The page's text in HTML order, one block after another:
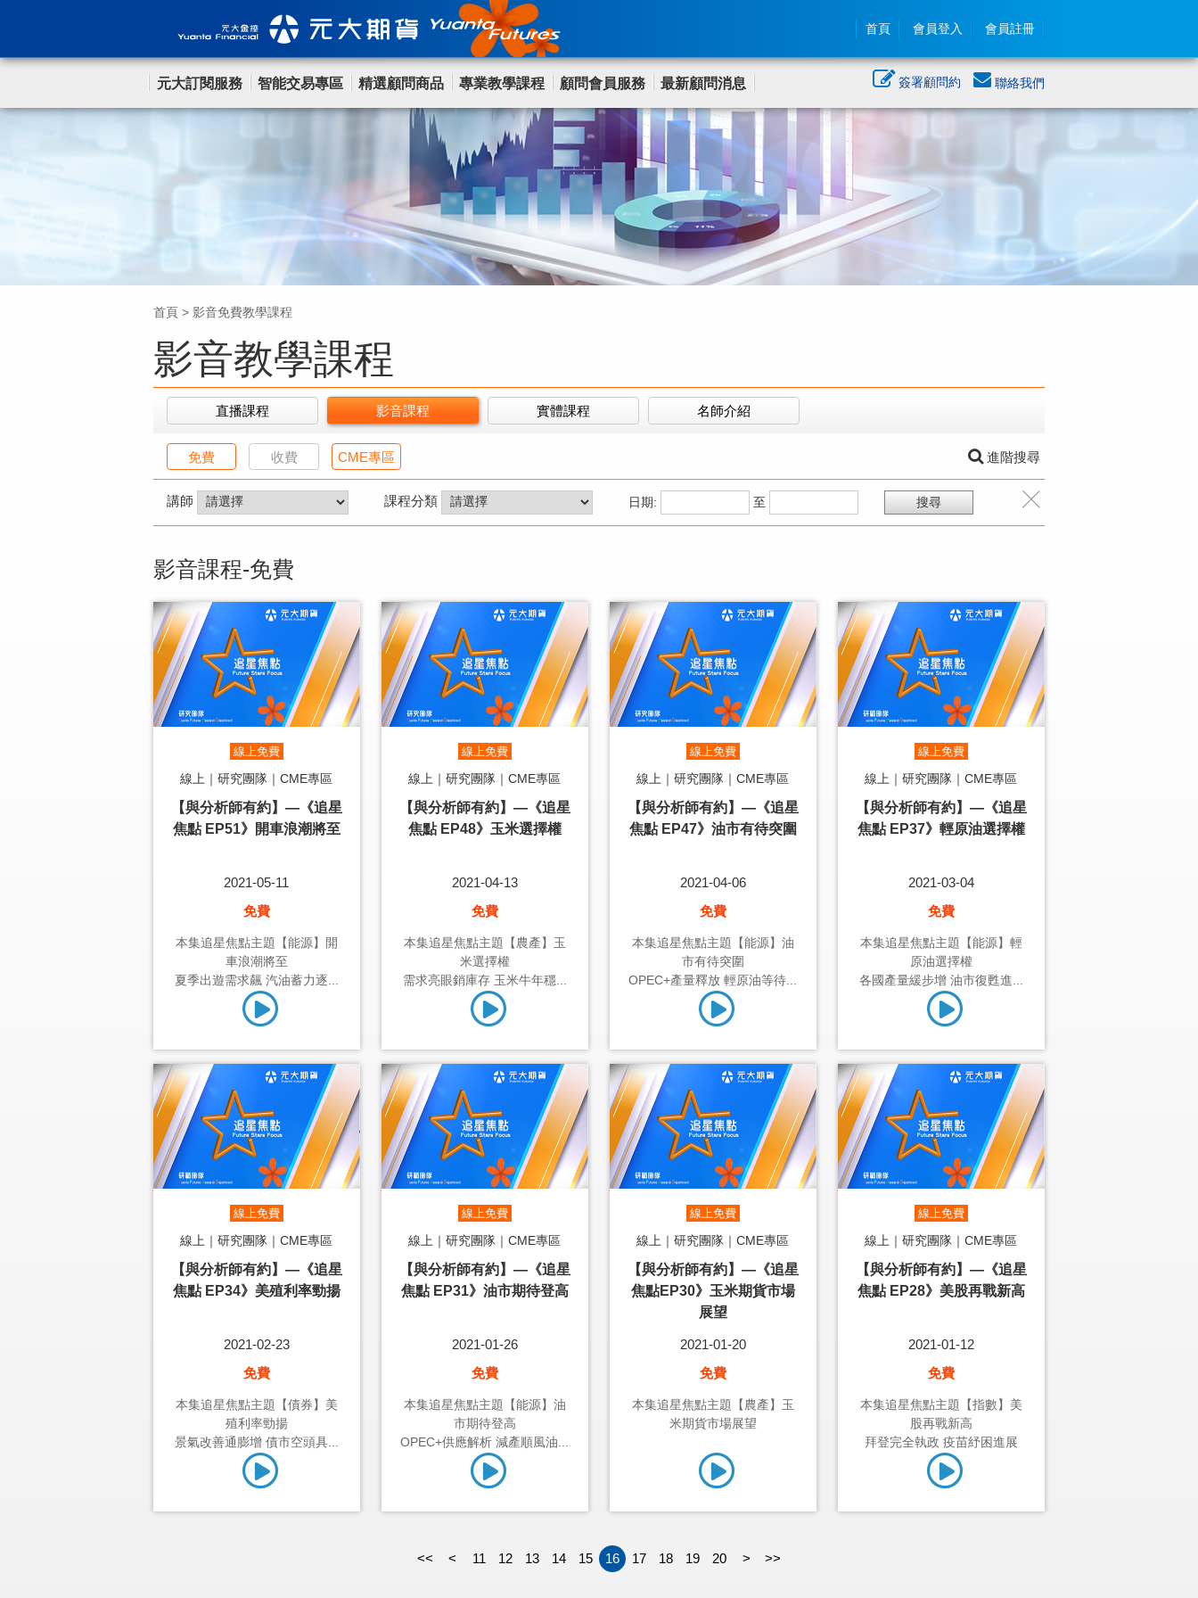
首頁 會員登入 會員註冊
元大訂閱服務 智能交易專區 精選顧問商品 專業教學課程 顧問會員服務 最新顧問消息 簽署顧問約 聯絡我們
首頁 > 影音免費教學課程
影音教學課程
直播課程 影音課程 實體課程 名師介紹
免費 收費 CME專區 進階搜尋
講師 課程分類 日期: 至
影音課程-免費
線上免費
線上｜研究團隊｜CME專區
【與分析師有約】—《追星
焦點 EP51》開車浪潮將至
2021-05-11
免費
本集追星焦點主題【能源】開
車浪潮將至
夏季出遊需求飆 汽油蓄力逐...
線上免費
線上｜研究團隊｜CME專區
【與分析師有約】—《追星
焦點 EP48》玉米選擇權
2021-04-13
免費
本集追星焦點主題【農產】玉
米選擇權
需求亮眼銷庫存 玉米牛年穩...
線上免費
線上｜研究團隊｜CME專區
【與分析師有約】—《追星
焦點 EP47》油市有待突圍
2021-04-06
免費
本集追星焦點主題【能源】油
市有待突圍
OPEC+產量釋放 輕原油等待...
線上免費
線上｜研究團隊｜CME專區
【與分析師有約】—《追星
焦點 EP37》輕原油選擇權
2021-03-04
免費
本集追星焦點主題【能源】輕
原油選擇權
各國產量緩步增 油市復甦進...
線上免費
線上｜研究團隊｜CME專區
【與分析師有約】—《追星
焦點 EP34》美殖利率勁揚
2021-02-23
免費
本集追星焦點主題【債券】美
殖利率勁揚
景氣改善通膨增 債市空頭具...
線上免費
線上｜研究團隊｜CME專區
【與分析師有約】—《追星
焦點 EP31》油市期待登高
2021-01-26
免費
本集追星焦點主題【能源】油
市期待登高
OPEC+供應解析 減產順風油...
線上免費
線上｜研究團隊｜CME專區
【與分析師有約】—《追星
焦點EP30》玉米期貨市場
展望
2021-01-20
免費
本集追星焦點主題【農產】玉
米期貨市場展望
線上免費
線上｜研究團隊｜CME專區
【與分析師有約】—《追星
焦點 EP28》美股再戰新高
2021-01-12
免費
本集追星焦點主題【指數】美
股再戰新高
拜登完全執政 疫苗紓困進展
<< < 11 12 13 14 15 16 17 18 19 20 > >>